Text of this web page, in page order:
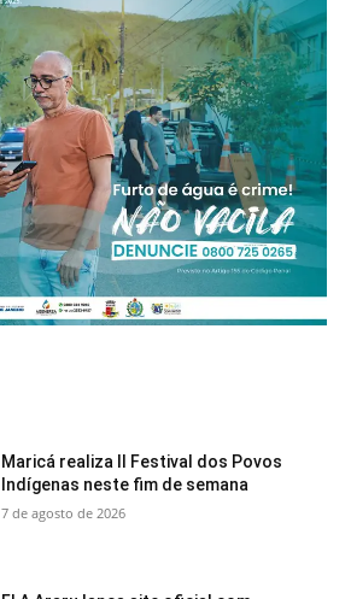
Maricá realiza II Festival dos Povos
Indígenas neste fim de semana
7 de agosto de 2026